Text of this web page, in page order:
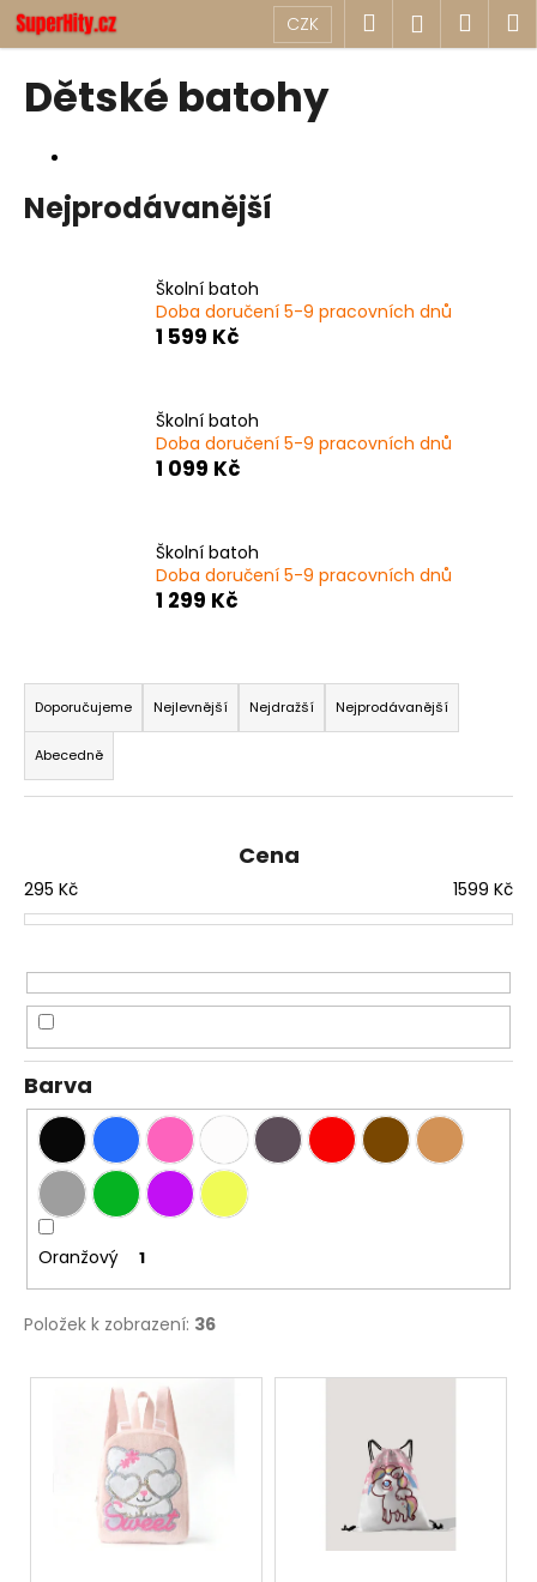
Přejít
na
obsah
CZK Hledat
Dětské batohy
Nejprodávanější
Školní batoh
Doba doručení 5-9 pracovních dnů
1 599 Kč
Školní batoh
Doba doručení 5-9 pracovních dnů
1 099 Kč
Školní batoh
Doba doručení 5-9 pracovních dnů
1 299 Kč
Ř
a
z
e
n
r
o
u
k
t
ů
Doporučujeme Nejlevnější Nejdražší Nejprodávanější
Abecedně
Cena
295 Kč 1599 Kč
Barva
Oranžový 1
Položek k zobrazení: 36
V
K
o
p
o
?
D
p
o
u
č
u
m
LETNÍ
S
OZDOBNÝM
POTISKEM